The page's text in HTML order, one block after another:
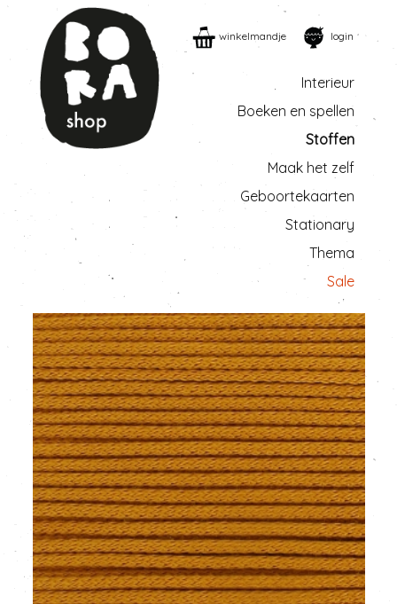
winkelmandje login
Interieur
Boeken en spellen
Stoffen
Maak het zelf
Geboortekaarten
Stationary
Thema
Sale